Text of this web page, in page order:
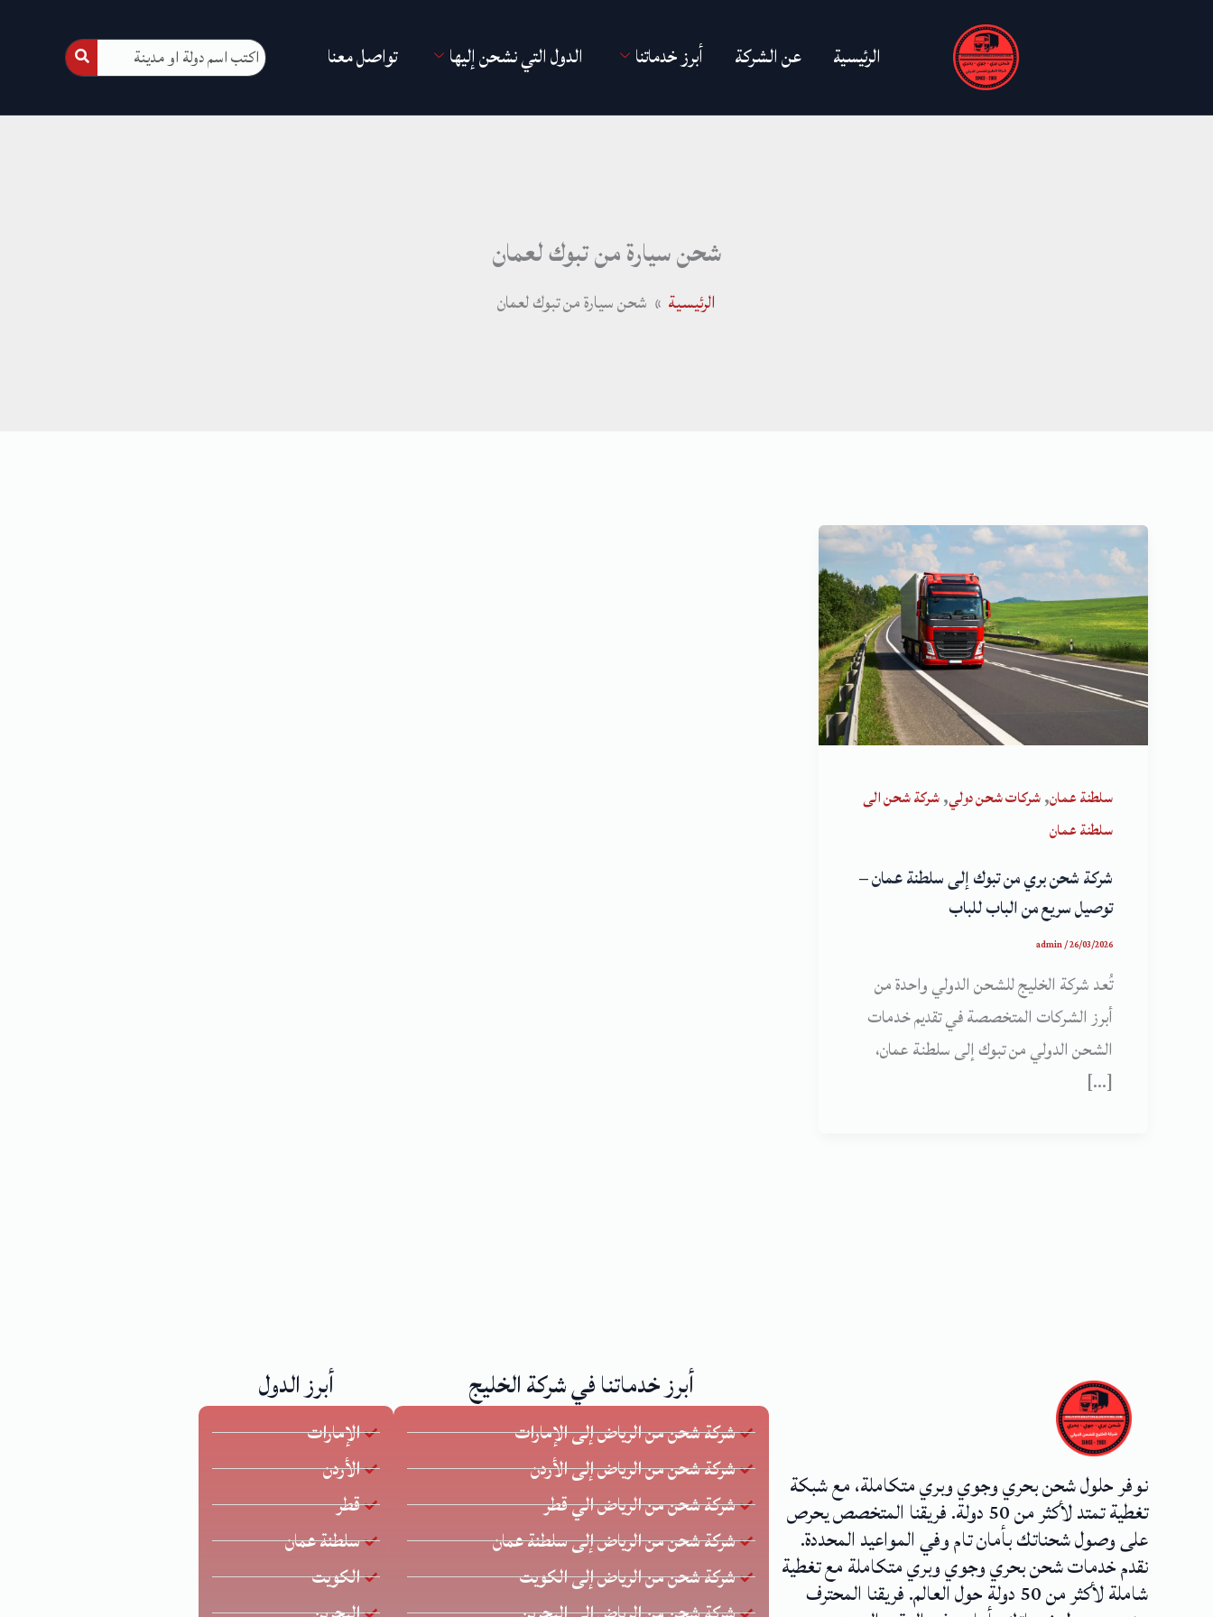
الرئيسية عن الشركة أبرز خدماتنا الدول التي نشحن إليها تواصل معنا
شحن سيارة من تبوك لعمان
الرئيسية شحن سيارة من تبوك لعمان
سلطنة عمان,شركات شحن دولي,شركة شحن الى
سلطنة عمان
شركة شحن بري من تبوك إلى سلطنة عمان –
توصيل سريع من الباب للباب
admin/26/03/2026
تُعد شركة الخليج للشحن الدولي واحدة من
أبرز الشركات المتخصصة في تقديم خدمات
الشحن الدولي من تبوك إلى سلطنة عمان،
[…]
نوفر حلول شحن بحري وجوي وبري متكاملة، مع شبكة
تغطية تمتد لأكثر من 50 دولة. فريقنا المتخصص يحرص
على وصول شحناتك بأمان تام وفي المواعيد المحددة.
نقدم خدمات شحن بحري وجوي وبري متكاملة مع تغطية
شاملة لأكثر من 50 دولة حول العالم. فريقنا المحترف
أبرز خدماتنا في شركة الخليج
شركة شحن من الرياض إلى الإمارات
شركة شحن من الرياض إلى الأردن
شركة شحن من الرياض الي قطر
شركة شحن من الرياض إلى سلطنة عمان
شركة شحن من الرياض إلى الكويت
أبرز الدول
الإمارات
الأردن
قطر
سلطنة عمان
الكويت